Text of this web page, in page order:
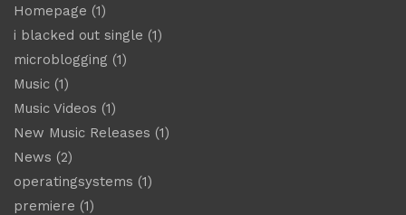
Homepage (1)
i blacked out single (1)
microblogging (1)
Music (1)
Music Videos (1)
New Music Releases (1)
News (2)
operatingsystems (1)
premiere (1)